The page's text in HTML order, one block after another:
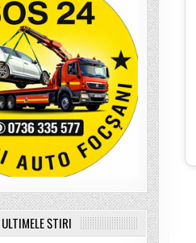
ULTIMELE ȘTIRI